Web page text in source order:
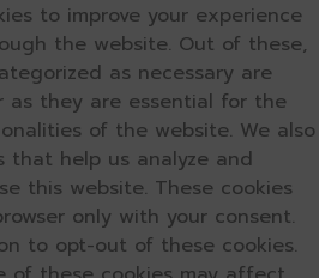
to improve your experience
the website. Out of these,
as necessary are
as they are essential for the
of the website. We also
that help us analyze and
this website. These cookies
only with your consent.
to opt-out of these cookies.